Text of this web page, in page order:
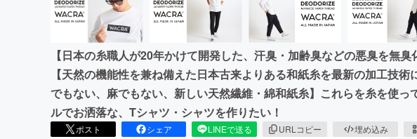
【日本の糸職人が20年かけて開発した、汗臭・加齢臭などの悪臭を無臭
【天然の機能性を兼ね備えた日本古来よりある和紙糸を最新の加工技
でもない、麻でもない、新しい天然繊維・綿和紙糸】これらを糸を使っ
ルでお洒落な、Tシャツ・シャツを作りたい！
ポスト シェア LINEで送る URLコピー 埋め込み